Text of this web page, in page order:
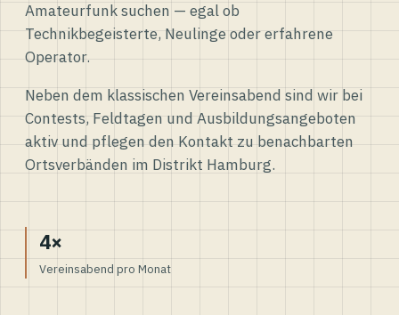
Amateurfunk suchen — egal ob
Technikbegeisterte, Neulinge oder erfahrene
Operator.
Neben dem klassischen Vereinsabend sind wir bei
Contests, Feldtagen und Ausbildungsangeboten
aktiv und pflegen den Kontakt zu benachbarten
Ortsverbänden im Distrikt Hamburg.
4×
Vereinsabend pro Monat